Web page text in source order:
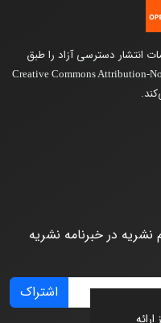
انتشار دسترسی آزاد را طبق
Creative Commons Attribution-
نشریه در خبرنامه نشریه
اشتراک